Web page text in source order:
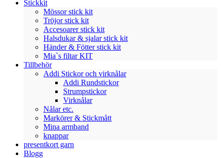
Stickkit
Mössor stick kit
Tröjor stick kit
Accesoarer stick kit
Halsdukar & sjalar stick kit
Händer & Fötter stick kit
Mia`s filtar KIT
Tillbehör
Addi Stickor och virknålar
Addi Rundstickor
Strumpstickor
Virknålar
Nålar etc.
Markörer & Stickmått
Mina armband
knappar
presentkort garn
Blogg